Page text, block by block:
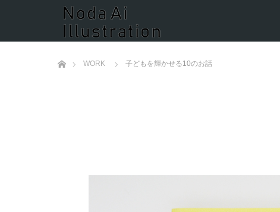
WORK 子どもを輝かせる10のお話